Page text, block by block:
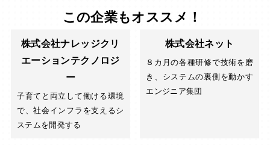
この企業もオススメ！
株式会社ナレッジクリ
エーションテクノロジ
ー
子育てと両立して働ける環境
で、社会インフラを支えるシ
ステムを開発する
株式会社ネット
８カ月の各種研修で技術を磨
き、システムの裏側を動かす
エンジニア集団